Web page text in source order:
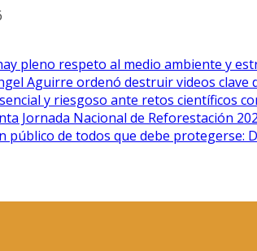
pleno respeto al medio ambiente y
Aguirre ordenó destruir videos clave
y riesgoso ante retos científicos
Jornada Nacional de Reforestación
público de todos que debe protegerse: